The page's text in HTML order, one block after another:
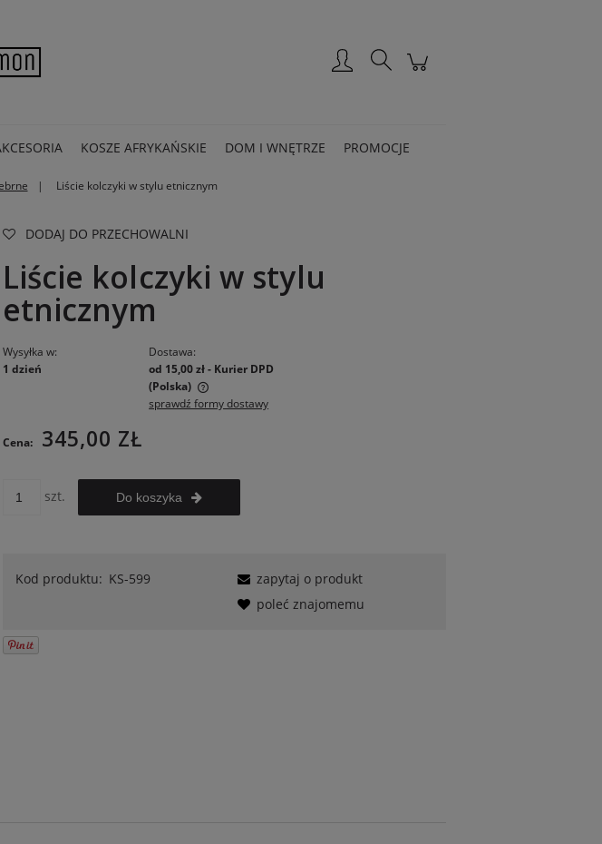
KOSZE AFRYKAŃSKIE DOM I WNĘTRZE PROMOCJE
Liście kolczyki w stylu etnicznym
DODAJ DO PRZECHOWALNI
Liście kolczyki w stylu
etnicznym
Wysyłka w:
1 dzień
Dostawa:
od 15,00 zł- Kurier DPD
(Polska)
płatności
sprawdź formy dostawy
Cena: 345,00 ZŁ
szt. Do koszyka
Kod produktu: KS-599
zapytaj o produkt
poleć znajomemu